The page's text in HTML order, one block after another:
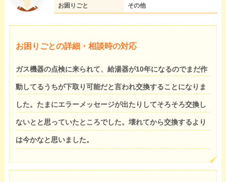
お困りごと その他
お困りごとの詳細・相談時の対応
ガス機器の点検に来られて、給湯器が10年になるのでまだ作
動してるうちが下取り可能だと言われ交換することになりま
した。たまにエラーメッセージが出たりしてそろそろ交換し
ないとと思っていたところでした。壊れてから交換するより
は今かなと思いました。